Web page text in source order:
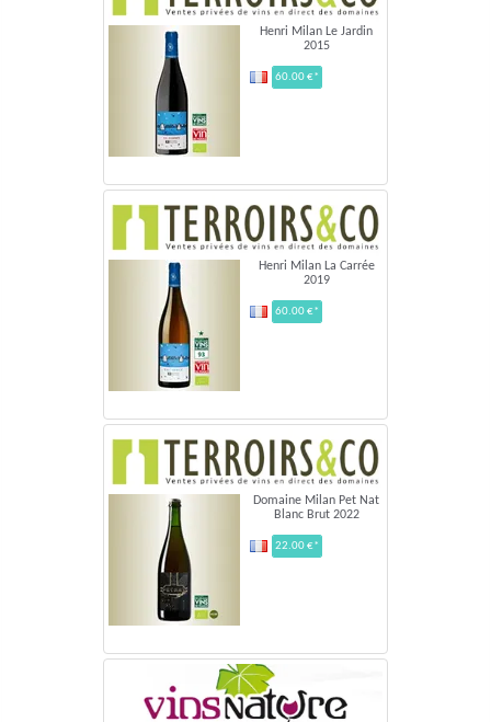
Henri Milan Le Jardin
2015
60.00 €*
Henri Milan La Carrée
2019
60.00 €*
Domaine Milan Pet Nat
Blanc Brut 2022
22.00 €*